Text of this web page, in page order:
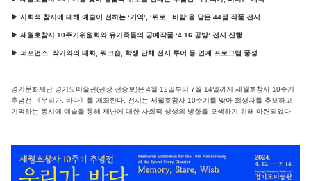
▶ 사회적 참사에 대해 예술이 전하는 ‘기억’, ‘위로, ’바람‘을 담은 44점 작품 전시
▶ 세월호참사 10주기위원회와 유가족들의 공예작품 ‘4.16 공방’ 전시 진행
▶ 퍼포먼스, 작가와의 대화, 워크숍, 학생 단체 전시 투어 등 연계 프로그램 풍성
경기문화재단 경기도미술관(관장 전승보)은 4월 12일부터 7월 14일까지 세월호참사 10주기
추념전 《우리가, 바다》를 개최한다. 전시는 세월호참사 10주기를 맞아 희생자를 추모하고
기억하는 동시에 예술을 통해 재난에 대한 사회적 상생의 방향을 모색하기 위해 마련되었다.